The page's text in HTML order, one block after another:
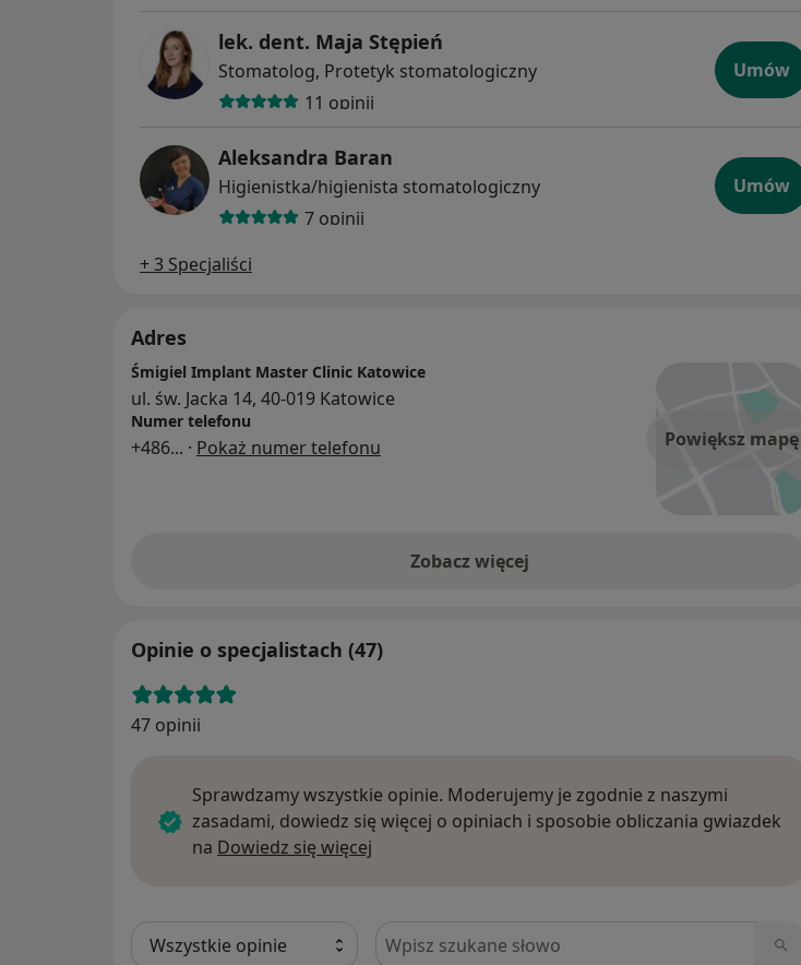
lek. dent. Maja Stępień
Stomatolog, Protetyk stomatologiczny
11 opinii
Umów
Aleksandra Baran
Higienistka/higienista stomatologiczny
7 opinii
Umów
+ 3 Specjaliści
Adres
Powiększ mapę
Śmigiel Implant Master Clinic Katowice
ul. św. Jacka 14, 40-019 Katowice
Numer telefonu
+486... · Pokaż numer telefonu
Zobacz więcej
Opinie o specjalistach (47)
47 opinii
Sprawdzamy wszystkie opinie. Moderujemy je zgodnie z naszymi
zasadami, dowiedz się więcej o opiniach i sposobie obliczania gwiazdek
na Dowiedz się więcej
Szukaj w opiniach